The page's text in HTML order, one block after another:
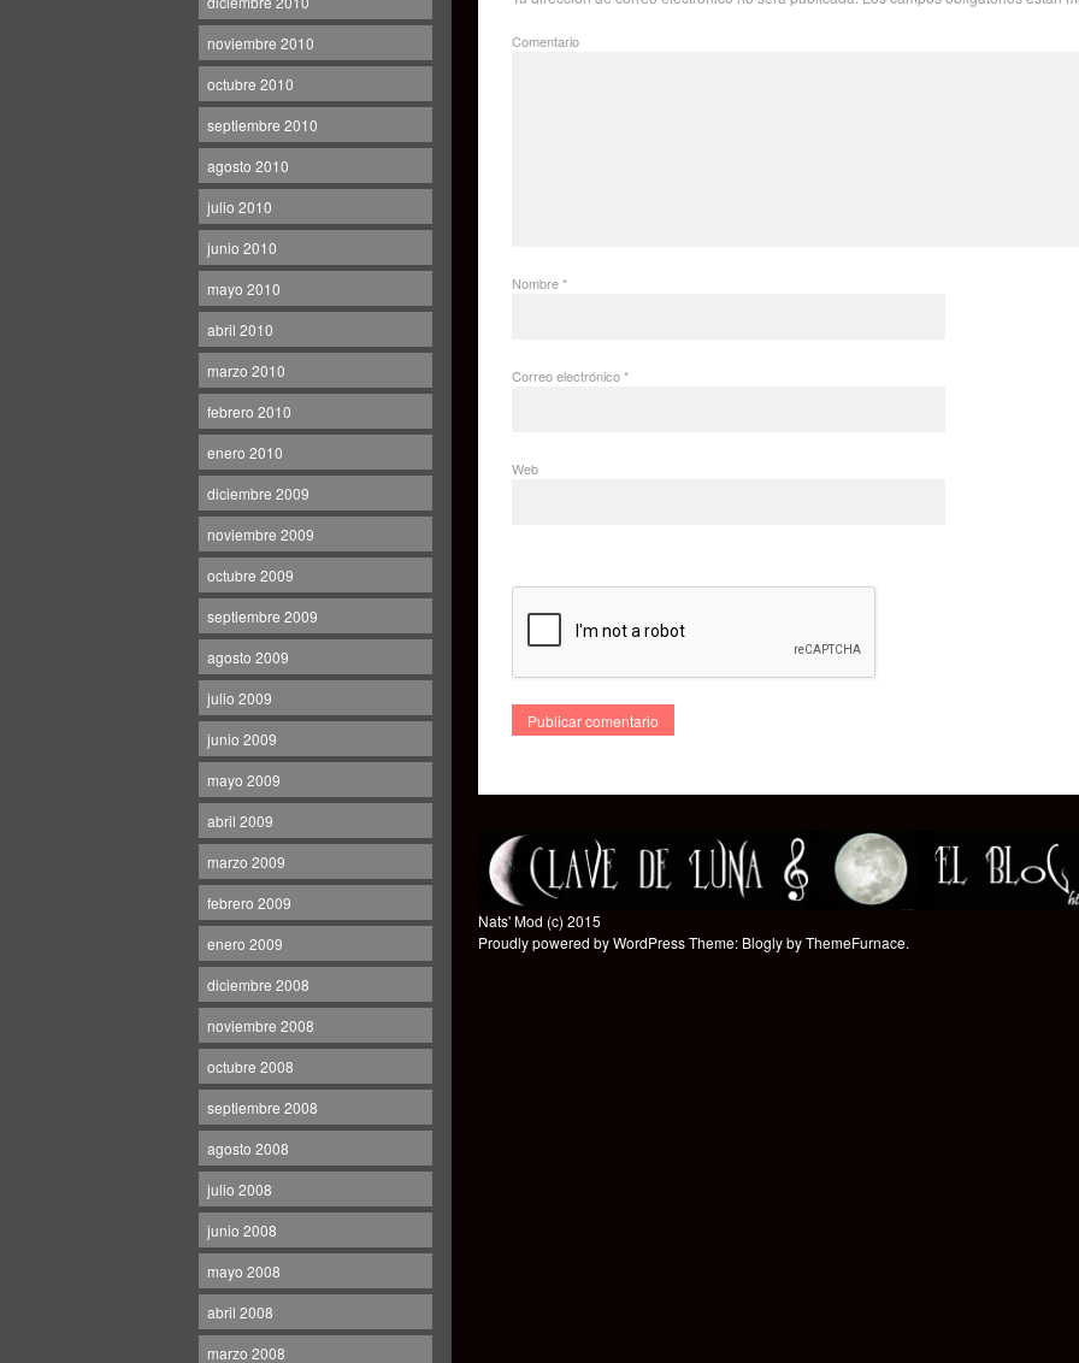
noviembre 2010
octubre 2010
septiembre 2010
agosto 2010
julio 2010
junio 2010
mayo 2010
abril 2010
marzo 2010
febrero 2010
enero 2010
diciembre 2009
noviembre 2009
octubre 2009
septiembre 2009
agosto 2009
julio 2009
junio 2009
mayo 2009
abril 2009
marzo 2009
febrero 2009
enero 2009
diciembre 2008
noviembre 2008
octubre 2008
septiembre 2008
agosto 2008
julio 2008
junio 2008
mayo 2008
abril 2008
marzo 2008
Comentario
Nombre*
Correo electrónico*
Web
Nats' Mod (c) 2015
Proudly powered by WordPressTheme: Blogly byThemeFurnace.